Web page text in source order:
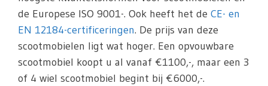
de Europese ISO 9001-. Ook heeft het de CE- en
EN 12184-certificeringen. De prijs van deze
scootmobielen ligt wat hoger. Een opvouwbare
scootmobiel koopt u al vanaf €1100,-, maar een 3
of 4 wiel scootmobiel begint bij €6000,-.